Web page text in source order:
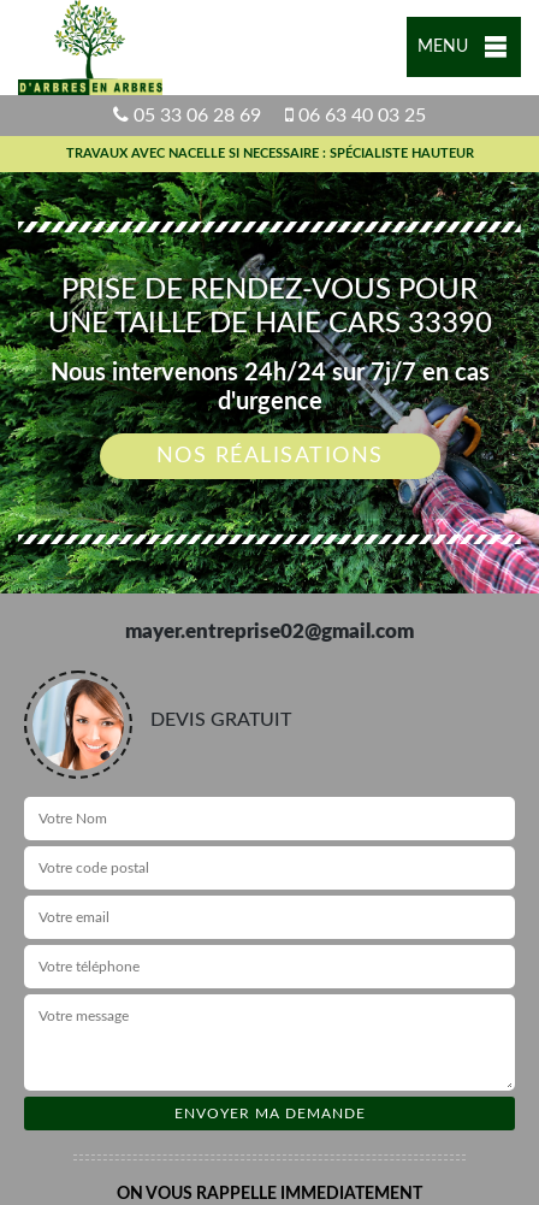
MENU
05 33 06 28 69 06 63 40 03 25
TRAVAUX AVEC NACELLE SI NECESSAIRE : SPÉCIALISTE HAUTEUR
PRISE DE RENDEZ-VOUS POUR
UNE TAILLE DE HAIE CARS 33390
Nous intervenons 24h/24 sur 7j/7 en cas
d'urgence
NOS RÉALISATIONS
mayer.entreprise02@gmail.com
DEVIS GRATUIT
ON VOUS RAPPELLE IMMEDIATEMENT